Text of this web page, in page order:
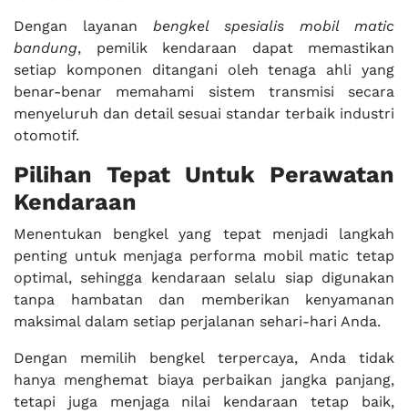
Dengan layanan bengkel spesialis mobil matic
bandung, pemilik kendaraan dapat memastikan
setiap komponen ditangani oleh tenaga ahli yang
benar-benar memahami sistem transmisi secara
menyeluruh dan detail sesuai standar terbaik industri
otomotif.
Pilihan Tepat Untuk Perawatan
Kendaraan
Menentukan bengkel yang tepat menjadi langkah
penting untuk menjaga performa mobil matic tetap
optimal, sehingga kendaraan selalu siap digunakan
tanpa hambatan dan memberikan kenyamanan
maksimal dalam setiap perjalanan sehari-hari Anda.
Dengan memilih bengkel terpercaya, Anda tidak
hanya menghemat biaya perbaikan jangka panjang,
tetapi juga menjaga nilai kendaraan tetap baik,